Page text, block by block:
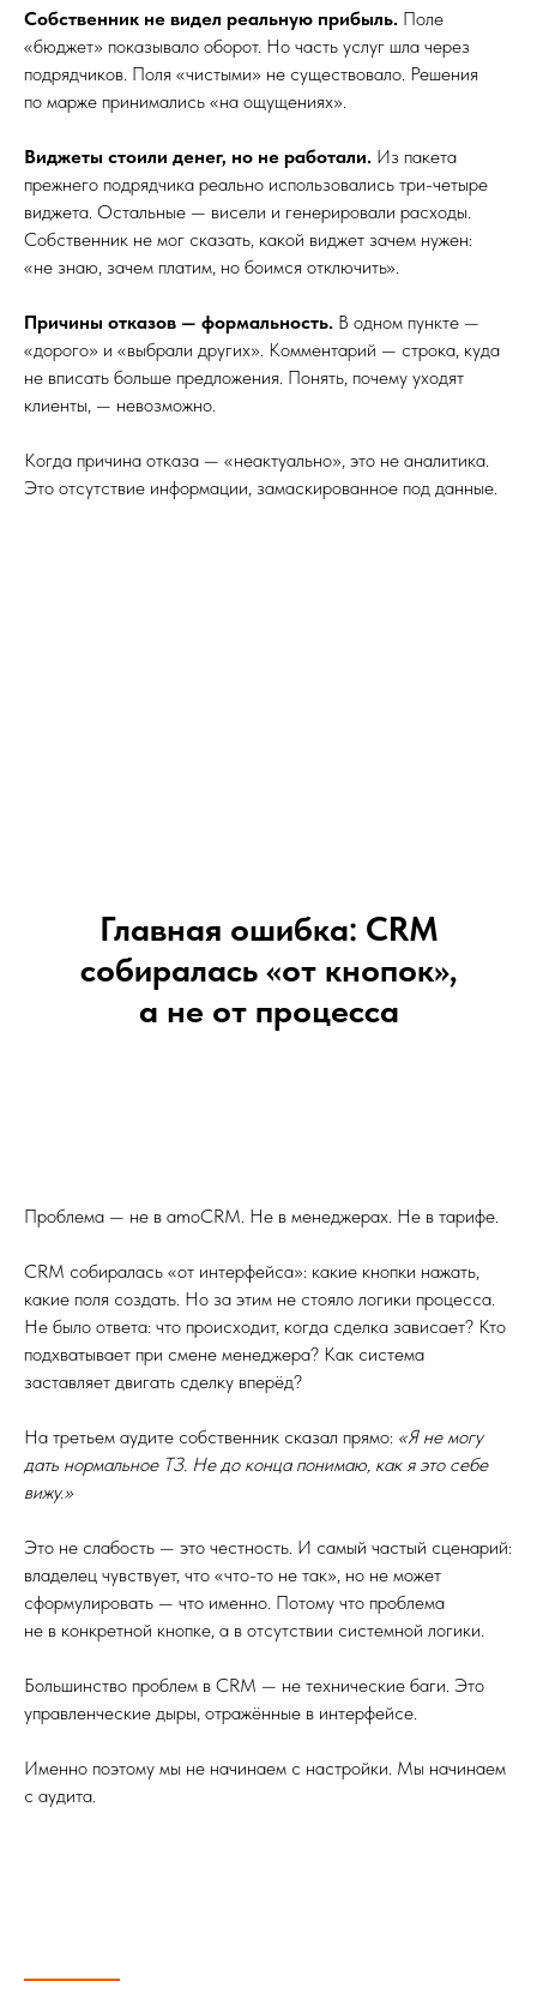
Собственник не видел реальную прибыль. Поле
«бюджет» показывало оборот. Но часть услуг шла через
подрядчиков. Поля «чистыми» не существовало. Решения
по марже принимались «на ощущениях».
Виджеты стоили денег, но не работали. Из пакета
прежнего подрядчика реально использовались три-четыре
виджета. Остальные — висели и генерировали расходы.
Собственник не мог сказать, какой виджет зачем нужен:
«не знаю, зачем платим, но боимся отключить».
Причины отказов — формальность. В одном пункте —
«дорого» и «выбрали других». Комментарий — строка, куда
не вписать больше предложения. Понять, почему уходят
клиенты, — невозможно.
Когда причина отказа — «неактуально», это не аналитика.
Это отсутствие информации, замаскированное под данные.
Главная ошибка: CRM
собиралась «от кнопок»,
а не от процесса
Проблема — не в amoCRM. Не в менеджерах. Не в тарифе.
CRM собиралась «от интерфейса»: какие кнопки нажать,
какие поля создать. Но за этим не стояло логики процесса.
Не было ответа: что происходит, когда сделка зависает? Кто
подхватывает при смене менеджера? Как система
заставляет двигать сделку вперёд?
На третьем аудите собственник сказал прямо: «Я не могу
дать нормальное ТЗ. Не до конца понимаю, как я это себе
вижу.»
Это не слабость — это честность. И самый частый сценарий:
владелец чувствует, что «что-то не так», но не может
сформулировать — что именно. Потому что проблема
не в конкретной кнопке, а в отсутствии системной логики.
Большинство проблем в CRM — не технические баги. Это
управленческие дыры, отражённые в интерфейсе.
Именно поэтому мы не начинаем с настройки. Мы начинаем
с аудита.